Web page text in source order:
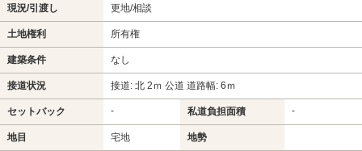
現況/引渡し 更地/相談
土地権利 所有権
建築条件 なし
接道状況 接道: 北 2ｍ 公道 道路幅: 6ｍ
セットバック - 私道負担面積 -
地目 宅地 地勢